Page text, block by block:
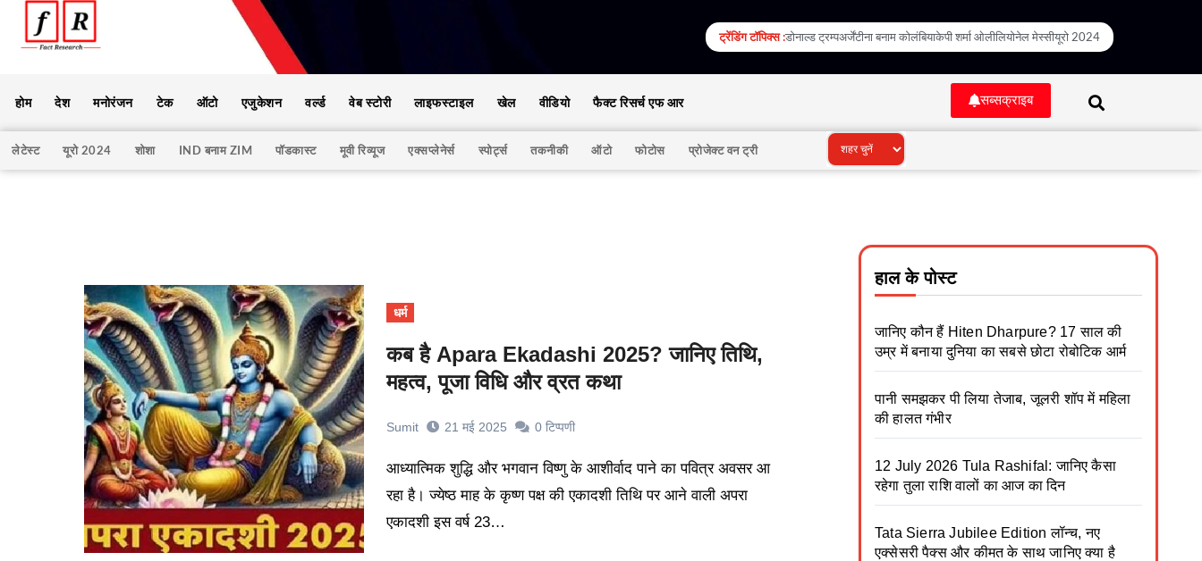
ट्रेंडिंग टॉपिक्स :डोनाल्ड ट्रम्पअर्जेंटीना बनाम कोलंबियाकेपी शर्मा ओलीलियोनेल मेस्सीयूरो 2024
होम देश मनोरंजन टेक ऑटो एजुकेशन वर्ल्ड वेब स्टोरी लाइफस्टाइल खेल वीडियो फैक्ट रिसर्च एफ आर सब्सक्राइब
लेटेस्ट यूरो 2024 शोशा IND बनाम ZIM पॉडकास्ट मूवी रिव्यूज एक्सप्लेनेर्स स्पोर्ट्स तकनीकी ऑटो फोटोस प्रोजेक्ट वन ट्री
धर्म
कब है Apara Ekadashi 2025? जानिए तिथि,
महत्व, पूजा विधि और व्रत कथा
Sumit 21 मई 2025 0 टिप्पणी
आध्यात्मिक शुद्धि और भगवान विष्णु के आशीर्वाद पाने का पवित्र अवसर आ
रहा है। ज्येष्ठ माह के कृष्ण पक्ष की एकादशी तिथि पर आने वाली अपरा
एकादशी इस वर्ष 23…
हाल के पोस्ट
जानिए कौन हैं Hiten Dharpure? 17 साल की
उम्र में बनाया दुनिया का सबसे छोटा रोबोटिक आर्म
पानी समझकर पी लिया तेजाब, जूलरी शॉप में महिला
की हालत गंभीर
12 July 2026 Tula Rashifal: जानिए कैसा
रहेगा तुला राशि वालों का आज का दिन
Tata Sierra Jubilee Edition लॉन्च, नए
एक्सेसरी पैक्स और कीमत के साथ जानिए क्या है